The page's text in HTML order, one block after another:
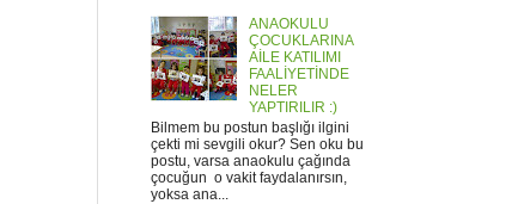
ANAOKULU
ÇOCUKLARINA
AİLE KATILIMI
FAALİYETİNDE
NELER
YAPTIRILIR :)
Bilmem bu postun başlığı ilgini
çekti mi sevgili okur? Sen oku bu
postu, varsa anaokulu çağında
çocuğun o vakit faydalanırsın,
yoksa ana...